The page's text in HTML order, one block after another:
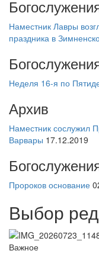
Наместник Лавры
праздника в
Неделя 16-я по
Архив
Наместник сослужил
Варвары 17.12.2019
Пророков основание
Выбор
Важное